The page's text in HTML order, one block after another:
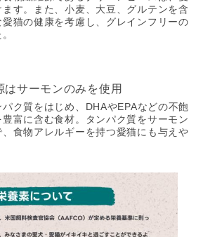
す。また、小麦、大豆、グルテンを含
猫の健康を考慮し、グレインフリーの
サーモンのみを使用
ク質をはじめ、DHAやEPAなどの不飽
富に含む食材。タンパク質をサーモン
食物アレルギーを持つ愛猫にも与えや